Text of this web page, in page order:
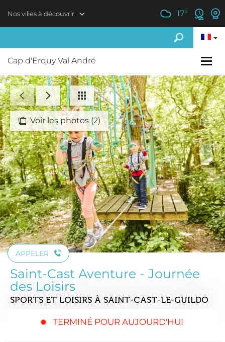
Nos villes à découvrir 17°
Cap d'Erquy Val André
Voir les photos (2)
APPELER
Saint-Cast Aventure - Journée
des Loisirs
SPORTS ET LOISIRS À SAINT-CAST-LE-GUILDO
TERMINÉ POUR AUJOURD'HUI